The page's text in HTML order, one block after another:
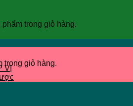
trong giỏ hàng.
trong giỏ hàng.